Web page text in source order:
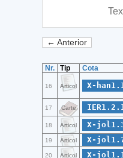
← Anterior
Nr. Tip Cota
16 Articol X-han1.1
17 Carte IER1.2.1
18 Articol X-
19 Articol X-
20 Articol X-jol1.1